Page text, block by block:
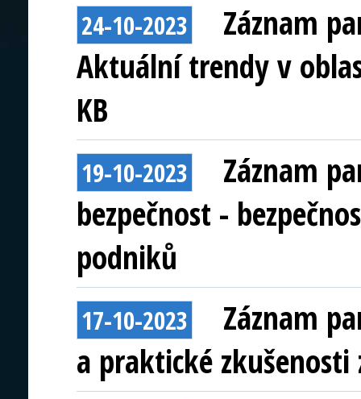
24-10-2023
Záznam
Aktuální trendy v
KB
19-10-2023
Záznam
bezpečnost -
podniků
17-10-2023
Záznam
a praktické